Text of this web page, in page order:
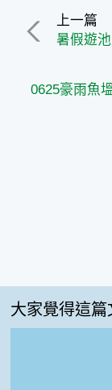
上一篇
大家覺得這篇